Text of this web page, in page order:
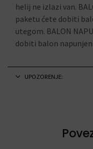
helij ne izlazi van.
paketu ćete dobiti
utegom. BALON
dobiti balon
UPOZORENJE: